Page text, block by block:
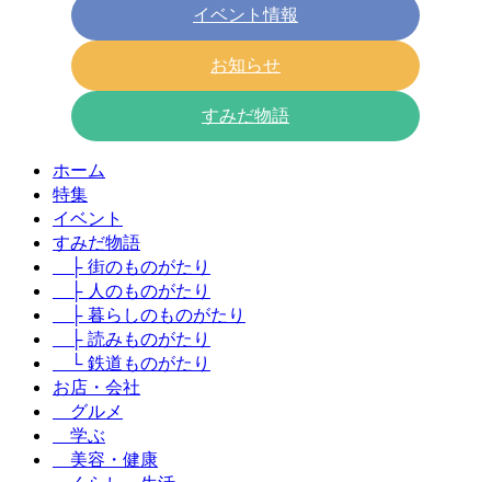
イベント情報
お知らせ
すみだ物語
ホーム
特集
イベント
すみだ物語
├ 街のものがたり
├ 人のものがたり
├ 暮らしのものがたり
├ 読みものがたり
└ 鉄道ものがたり
お店・会社
グルメ
学ぶ
美容・健康